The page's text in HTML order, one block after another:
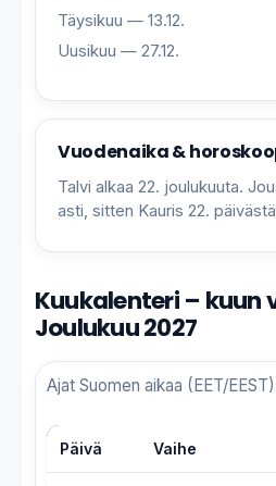
Täysikuu — 13.12.
Uusikuu — 27.12.
Vuodenaika &
Talvi alkaa 22. joulukuuta.
asti, sitten Kauris 22.
Kuukalenteri – kuun
Joulukuu 2027
Ajat Suomen aikaa (EET/
Päivä Vaihe